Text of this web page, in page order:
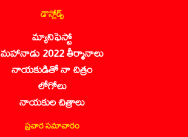
డౌన్లోడ్స్
మ్యానిఫెస్టో
మహానాడు 2022 తీర్మానాలు
నాయకుడితో నా చిత్రం
లోగోలు
నాయకుల చిత్రాలు
ప్రచార సమాచారం